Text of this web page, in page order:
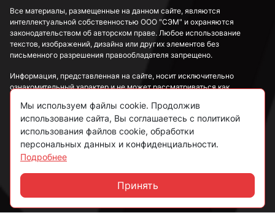
М6
М8
М10
М12
Все материалы, размещенные на данном сайте, являются
интеллектуальной собственностью ООО "СЭМ" и охраняются
законодательством об авторском праве. Любое использование
текстов, изображений, дизайна или других элементов без
письменного разрешения правообладателя запрещено.
Информация, представленная на сайте, носит исключительно
ознакомительный характер и не может рассматриваться как
Политика конфиденциальности
Согласие на обработку данных
Пользовательское соглашение
Мы используем файлы cookie. Продолжив
использование сайта, Вы соглашаетесь с политикой
использования файлов cookie, обработки
персональных данных и конфиденциальности.
Подробнее
Принять